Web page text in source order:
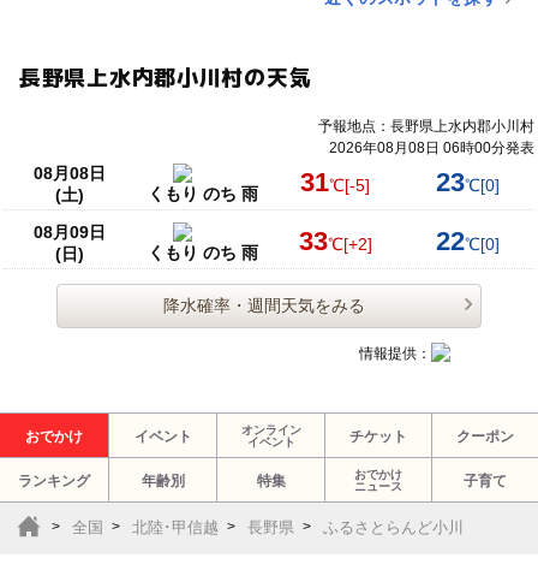
長野県上水内郡小川村の天気
予報地点：長野県上水内郡小川村
2026年08月08日 06時00分発表
08月08日
(土)
くもり のち 雨 31℃[-5] 23℃[0]
08月09日
(日)
くもり のち 雨 33℃[+2] 22℃[0]
降水確率・週間天気をみる
情報提供：
おでかけ イベント
オンライン
イベント
チケット クーポン
ランキング 年齢別 特集
おでかけ
ニュース
子育て
全国 北陸･甲信越 長野県 ふるさとらんど小川